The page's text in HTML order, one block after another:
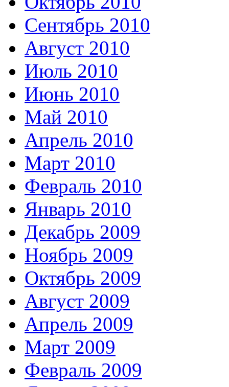
Сентябрь 2010
Август 2010
Июль 2010
Июнь 2010
Май 2010
Апрель 2010
Март 2010
Февраль 2010
Январь 2010
Декабрь 2009
Ноябрь 2009
Октябрь 2009
Август 2009
Апрель 2009
Март 2009
Февраль 2009